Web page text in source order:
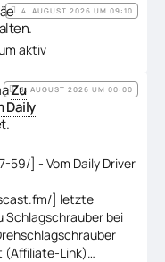
aktiv
4. AUGUST 2026 UM 09:10
Zu
Daily
59/] - Vom Daily Driver
] letzte
Schlagschrauber bei
(Affiliate-Link)…
3. AUGUST 2026 UM 00:00